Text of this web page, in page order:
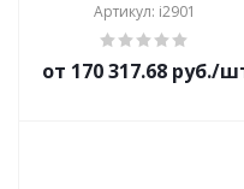
Артикул: i2901
от 170 317.68 руб./